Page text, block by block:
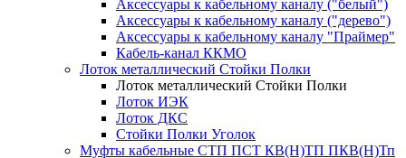
Аксессуары к кабельному каналу ("белый")
Аксессуары к кабельному каналу ("дерево")
Аксессуары к кабельному каналу "Праймер"
Кабель-канал ККМО
Лоток металлический Стойки Полки
Лоток металлический Стойки Полки
Лоток ИЭК
Лоток ДКС
Стойки Полки Уголок
Муфты кабельные СТП ПСТ КВ(Н)ТП ПКВ(Н)Тп